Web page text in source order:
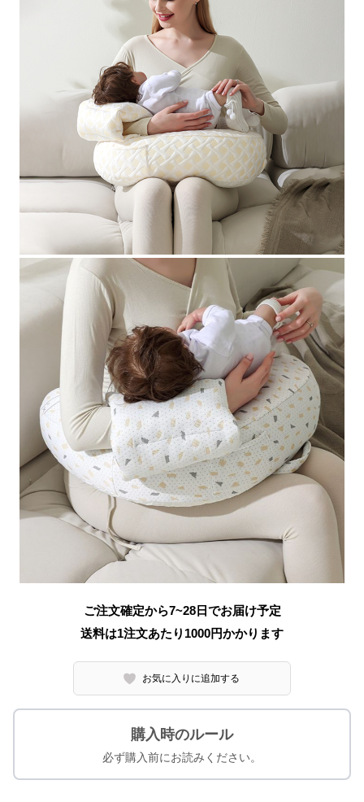
ご注文確定から7~28日でお届け予定
送料は1注文あたり 1000円かかります
お気に入りに追加する
購入時のルール
必ず購入前にお読みください。